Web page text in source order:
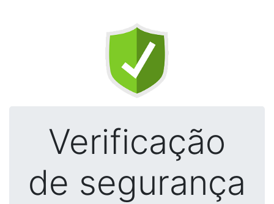
Verificação
de segurança